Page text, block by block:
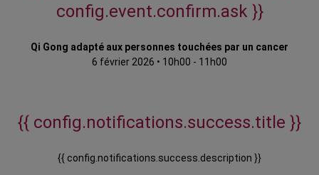
config.event.confirm.ask }}
Qi Gong adapté aux personnes touchées par un cancer
6 février 2026 • 10h00 - 11h00
{{ config.notifications.success.title }}
{{ config.notifications.success.description }}